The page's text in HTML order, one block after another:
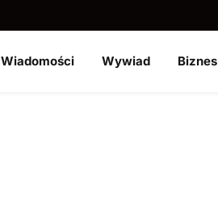
Wiadomości Wywiad Biznes